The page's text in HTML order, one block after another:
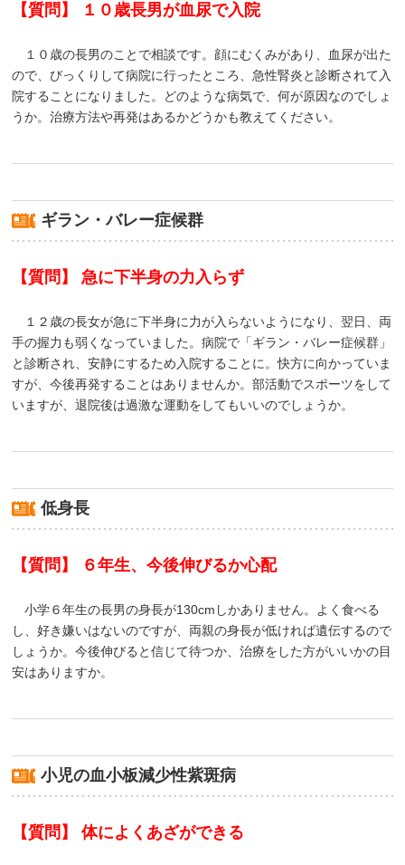
【質問】 １０歳長男が血尿で入院
１０歳の長男のことで相談です。顔にむくみがあり、血尿が出た
ので、びっくりして病院に行ったところ、急性腎炎と診断されて入
院することになりました。どのような病気で、何が原因なのでしょ
うか。治療方法や再発はあるかどうかも教えてください。
ギラン・バレー症候群
【質問】 急に下半身の力入らず
１２歳の長女が急に下半身に力が入らないようになり、翌日、両
手の握力も弱くなっていました。病院で「ギラン・バレー症候群」
と診断され、安静にするため入院することに。快方に向かっていま
すが、今後再発することはありませんか。部活動でスポーツをして
いますが、退院後は過激な運動をしてもいいのでしょうか。
低身長
【質問】 ６年生、今後伸びるか心配
小学６年生の長男の身長が130cmしかありません。よく食べる
し、好き嫌いはないのですが、両親の身長が低ければ遺伝するので
しょうか。今後伸びると信じて待つか、治療をした方がいいかの目
安はありますか。
小児の血小板減少性紫斑病
【質問】 体によくあざができる